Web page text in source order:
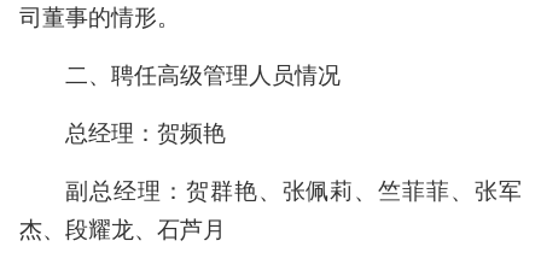
司董事的情形。
二、聘任高级管理人员情况
总经理：贺频艳
副总经理：贺群艳、张佩莉、竺菲菲、张军
杰、段耀龙、石芦月